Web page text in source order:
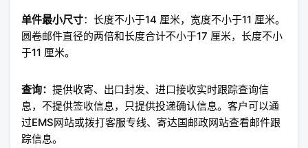
单件最小尺寸：长度不小于14 厘米，宽度不小于11 厘米。
圆卷邮件直径的两倍和长度合计不小于17 厘米，长度不小
于11 厘米。
查询： 提供收寄、出口封发、进口接收实时跟踪查询信
息，不提供签收信息，只提供投递确认信息。客户可以通
过EMS网站或拨打客服专线、寄达国邮政网站查看邮件跟
踪信息。